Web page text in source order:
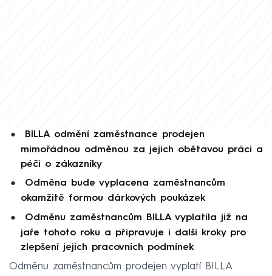
BILLA odmění zaměstnance prodejen
mimořádnou odměnou za jejich obětavou práci a
péči o zákazníky
Odměna bude vyplacena zaměstnancům
okamžitě formou dárkových poukázek
Odměnu zaměstnancům BILLA vyplatila již na
jaře tohoto roku a připravuje i další kroky pro
zlepšení jejich pracovních podmínek
Odměnu zaměstnancům prodejen vyplatí BILLA